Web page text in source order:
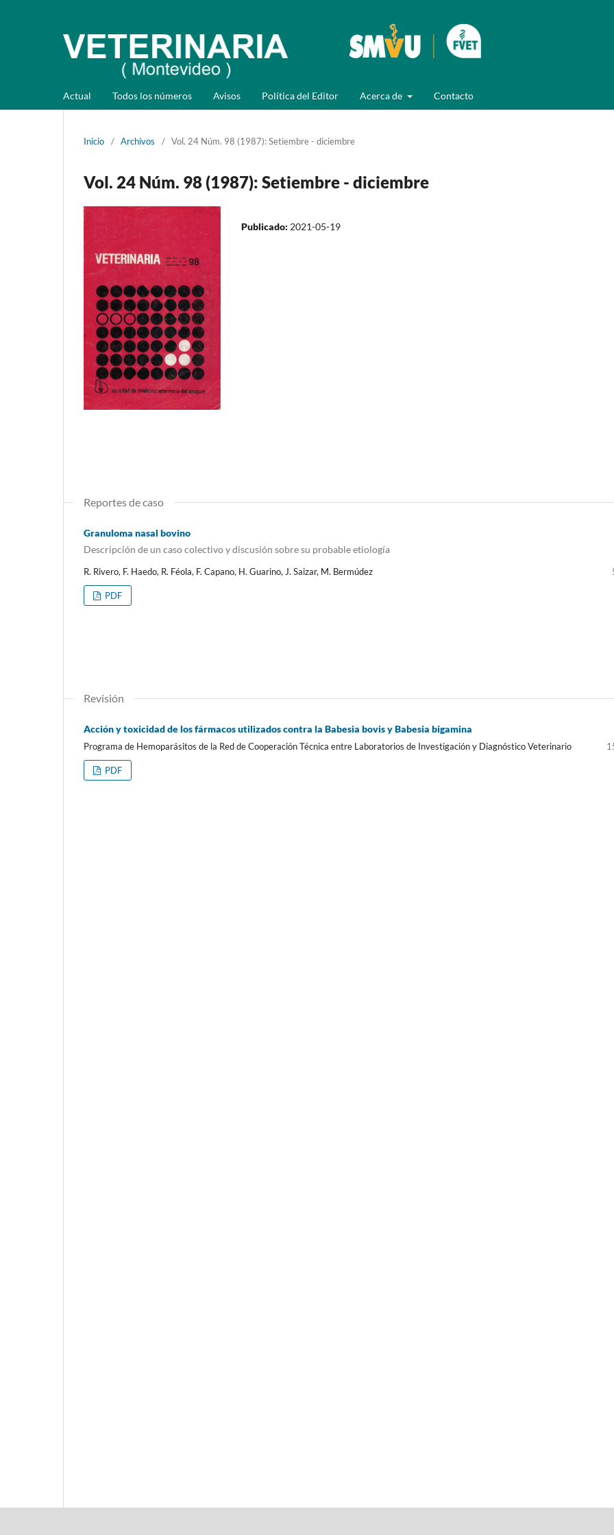
Actual Todos los números Avisos Política del Editor Acerca de Contacto
Inicio / Archivos / Vol. 24 Núm. 98 (1987): Setiembre - diciembre
Vol. 24 Núm. 98 (1987): Setiembre - diciembre
Publicado: 2021-05-19
Reportes de caso
Granuloma nasal bovino
Descripción de un caso colectivo y discusión sobre su probable etiología
R. Rivero, F. Haedo, R. Féola, F. Capano, H. Guarino, J. Saizar, M. Bermúdez
PDF
Revisión
Acción y toxicidad de los fármacos utilizados contra la Babesia bovis y Babesia bigamina
Programa de Hemoparásitos de la Red de Cooperación Técnica entre Laboratorios de Investigación y Diagnóstico Veterinario
PDF